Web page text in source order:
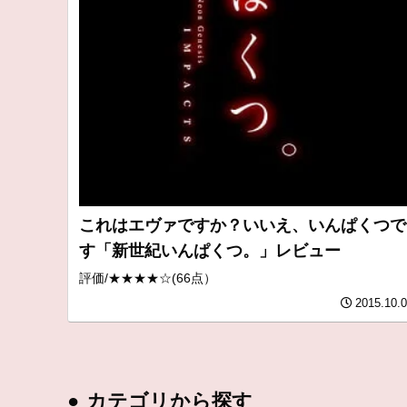
これはエヴァですか？いいえ、いんぱくつで
す「新世紀いんぱくつ。」レビュー
評価/★★★★☆(66点）
● カテゴリから探す